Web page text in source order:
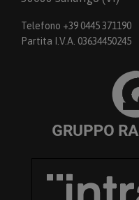
Telefono +39 0445 371190
Partita I.V.A. 03634450245